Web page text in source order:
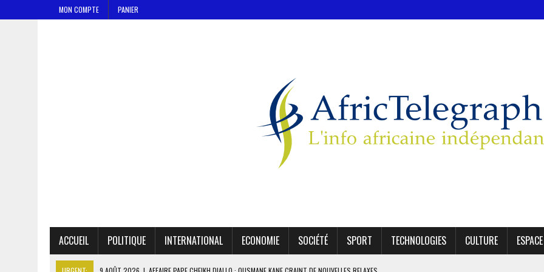
MON COMPTE PANIER
ACCUEIL POLITIQUE INTERNATIONAL ECONOMIE SOCIÉTÉ SPORT TECHNOLOGIES CULTURE